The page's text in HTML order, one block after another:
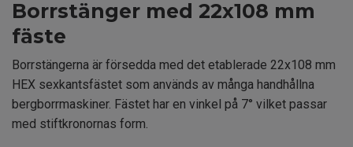
Borrstänger med 22x108 mm
fäste
Borrstängerna är försedda med det etablerade 22x108 mm
HEX sexkantsfästet som används av många handhållna
bergborrmaskiner. Fästet har en vinkel på 7° vilket passar
med stiftkronornas form.